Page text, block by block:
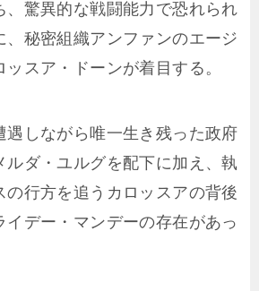
、驚異的な戦闘能力で恐れられ
、秘密組織アンファンのエージ
スア・ドーンが着目する。
遇しながら唯一生き残った政府
ルダ・ユルグを配下に加え、執
の行方を追うカロッスアの背後
イデー・マンデーの存在があっ